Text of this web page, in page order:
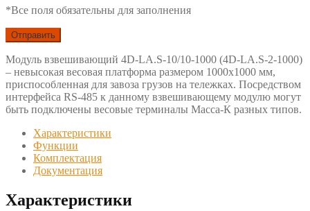
*Все поля обязательны для заполнения
Модуль взвешивающий 4D-LA.S-10/10-1000 (4D-LA.S-2-1000)
– невысокая весовая платформа размером 1000х1000 мм,
приспособленная для завоза грузов на тележках. Посредством
интерфейса RS-485 к данному взвешивающему модулю могут
быть подключены весовые терминалы Масса-К разных типов.
Характеристики
Функции
Комплектация
Документация
Характеристики